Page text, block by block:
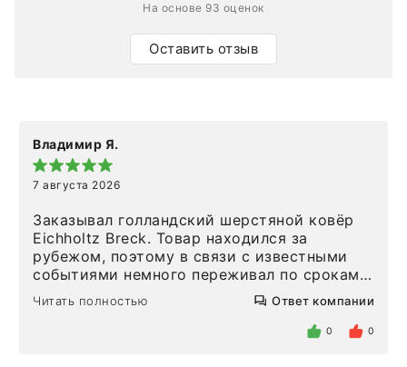
На основе 93 оценок
Оставить отзыв
Владимир Я.
7 августа 2026
Заказывал голландский шерстяной ковёр
Eichholtz Breck. Товар находился за
рубежом, поэтому в связи с известными
событиями немного переживал по срокам.
Но homeadore привезли ровно в
определенное в договоре время, без
Читать полностью Ответ компании
0 0